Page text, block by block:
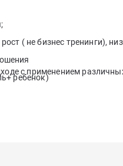
( не бизнес тренинги),
ребенок)
с применением